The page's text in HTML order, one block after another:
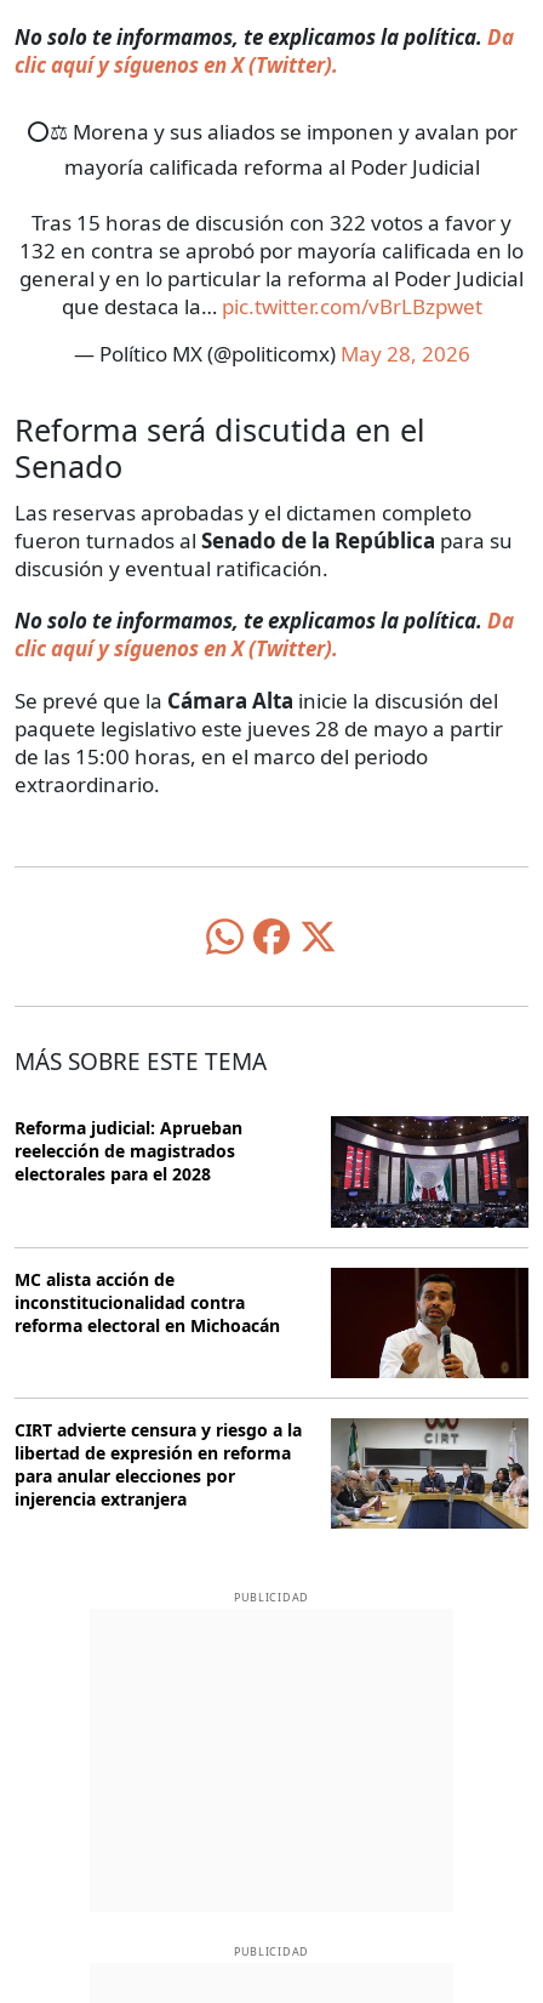
No solo te informamos, te explicamos la política. Da
clic aquí y síguenos en X (Twitter).
⭕⚖️ Morena y sus aliados se imponen y avalan por
mayoría calificada reforma al Poder Judicial
Tras 15 horas de discusión con 322 votos a favor y
132 en contra se aprobó por mayoría calificada en lo
general y en lo particular la reforma al Poder Judicial
que destaca la… pic.twitter.com/vBrLBzpwet
— Político MX (@politicomx) May 28, 2026
Reforma será discutida en el
Senado
Las reservas aprobadas y el dictamen completo
fueron turnados al Senado de la República para su
discusión y eventual ratificación.
No solo te informamos, te explicamos la política. Da
clic aquí y síguenos en X (Twitter).
Se prevé que la Cámara Alta inicie la discusión del
paquete legislativo este jueves 28 de mayo a partir
de las 15:00 horas, en el marco del periodo
extraordinario.
MÁS SOBRE ESTE TEMA
Reforma judicial: Aprueban
reelección de magistrados
electorales para el 2028
MC alista acción de
inconstitucionalidad contra
reforma electoral en Michoacán
CIRT advierte censura y riesgo a la
libertad de expresión en reforma
para anular elecciones por
injerencia extranjera
PUBLICIDAD
PUBLICIDAD